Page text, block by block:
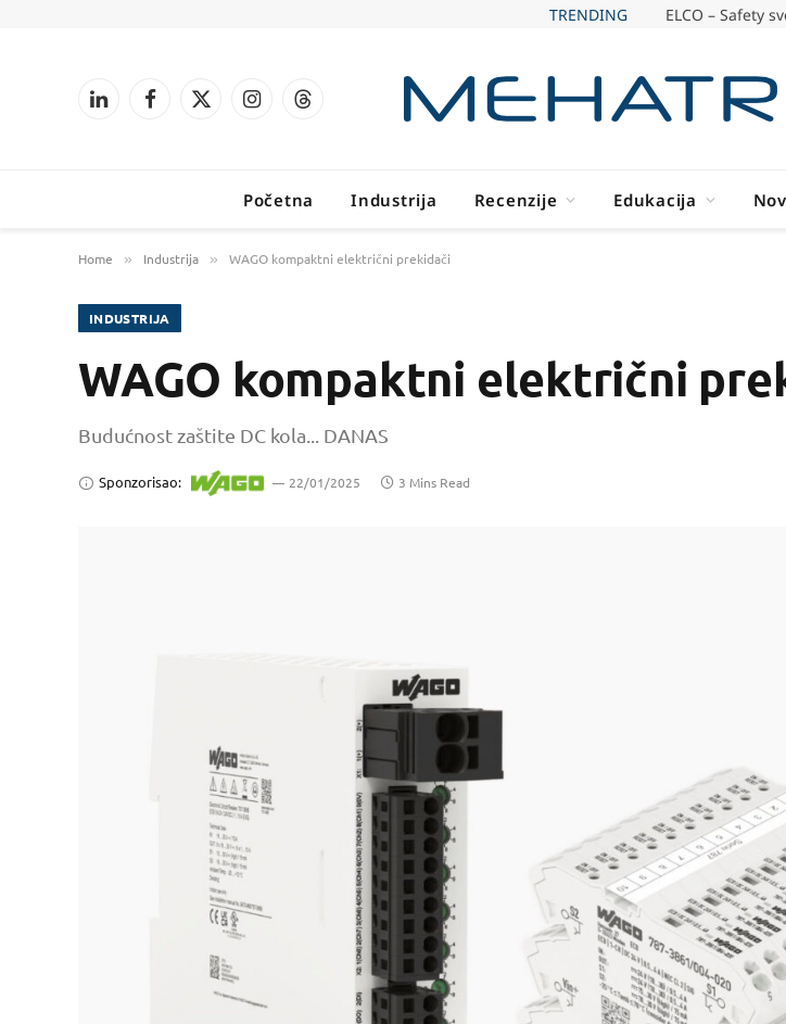
TRENDING ELCO – Safety
LinkedInFacebook
X
InstagramThreads
Početna Industrija Recenzije Edukacija
Home » Industrija » WAGO kompaktni električni prekidači
INDUSTRIJA
WAGO kompaktni električni
Budućnost zaštite DC kola... DANAS
Sponzorisao: 22/01/2025 3 Mins Read